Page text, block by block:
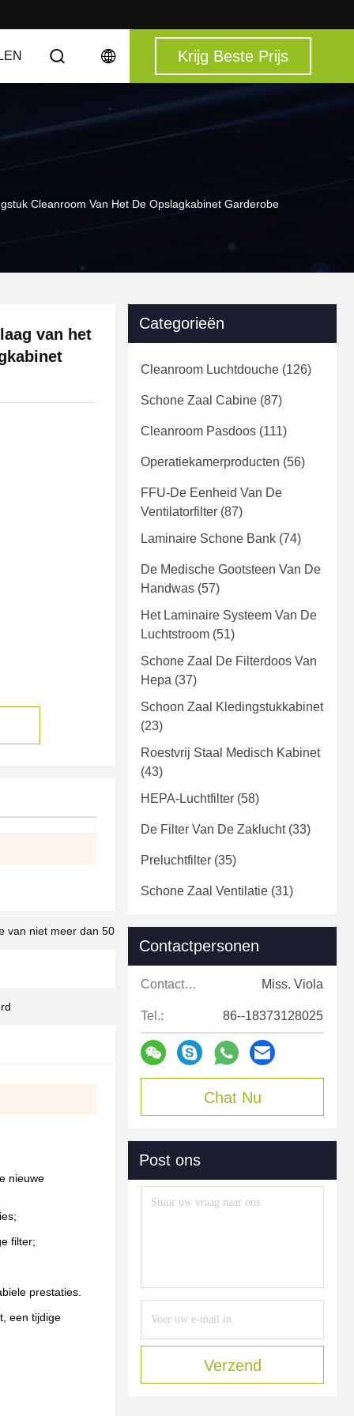
Krijg Beste Prijs
Cleanroom Van Het De Opslagkabinet Garderobe
van het
van niet meer dan 50 mm
nieuwe
filter;
prestaties.
een tijdige
Categorieën
Cleanroom Luchtdouche (126)
Schone Zaal Cabine (87)
Cleanroom Pasdoos (111)
Operatiekamerproducten (56)
FFU-De Eenheid Van De
Ventilatorfilter (87)
Laminaire Schone Bank (74)
De Medische Gootsteen Van De
Handwas (57)
Het Laminaire Systeem Van De
Luchtstroom (51)
Schone Zaal De Filterdoos Van
Hepa (37)
Schoon Zaal Kledingstukkabinet
(23)
Roestvrij Staal Medisch Kabinet
(43)
HEPA-Luchtfilter (58)
De Filter Van De Zaklucht(33)
Preluchtfilter (35)
Schone Zaal Ventilatie (31)
Contactpersonen
Contactpersonen: Miss. Viola
Tel.: 86--18373128025
Chat Nu
Post ons
Verzend